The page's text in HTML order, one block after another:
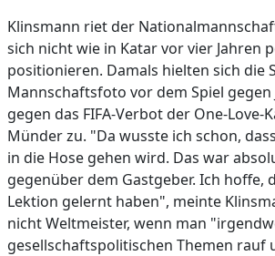
Klinsmann riet der
sich nicht wie in Katar vor vier Jahren
positionieren. Damals hielten sich die
Mannschaftsfoto vor dem Spiel gegen
gegen das FIFA-Verbot der One-Love-
Münder zu. "Da wusste ich schon,
in die Hose gehen wird. Das war
gegenüber dem Gastgeber. Ich hoffe,
Lektion gelernt haben", meinte
nicht Weltmeister, wenn man
gesellschaftspolitischen Themen rauf